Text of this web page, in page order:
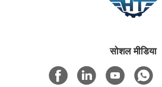
सोशल मीडिया